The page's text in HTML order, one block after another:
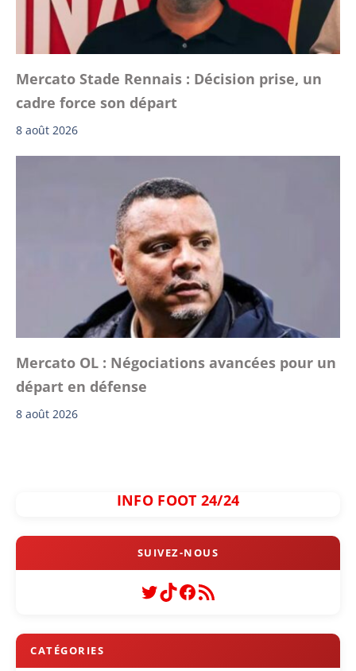
Mercato Stade Rennais : Décision prise, un
cadre force son départ
8 août 2026
Mercato OL : Négociations avancées pour un
départ en défense
8 août 2026
INFO FOOT 24/24
Twitter
TikTok
Facebook
Flux RSS